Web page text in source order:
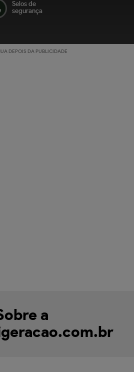
Selos de
segurança
DEPOIS DA PUBLICIDADE
a